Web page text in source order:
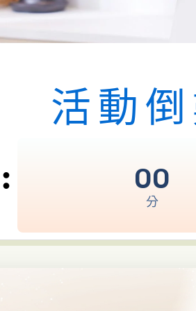
活動
00
分